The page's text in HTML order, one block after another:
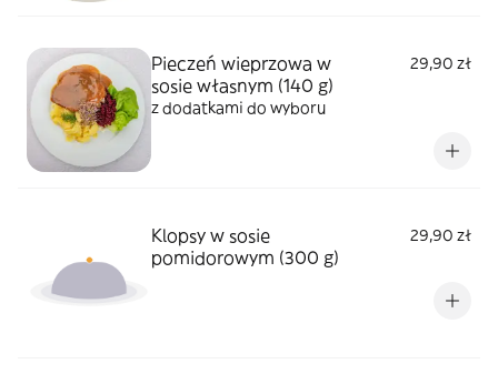
Pieczeń wieprzowa w
sosie własnym (140 g)
29,90 zł
z dodatkami do wyboru
Klopsy w sosie
pomidorowym (300 g)
29,90 zł